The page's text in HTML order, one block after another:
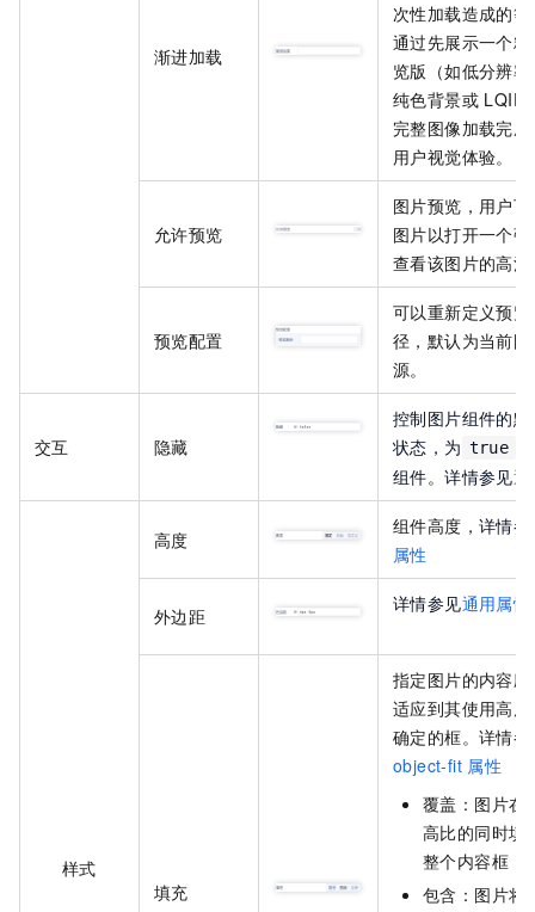
渐进加载
次性加载造成的
通过先展示一个
览版（如低分辨
纯色背景或 LQIP
完整图像加载完
用户视觉体验。
允许预览
图片预览，用户
图片以打开一个
查看该图片的高
预览配置
可以重新定义预
径，默认为当前图
源。
交互 隐藏
控制图片组件的
状态，为 true
组件。详情参见通
样式
高度
组件高度， 详情参
属性
外边距
详情参见通用属性
填充
指定图片的内容
适应到其使用高
确定的框。详情参
object-fit 属性
覆盖：图片在
高比的同时填
整个内容框
包含：图片将